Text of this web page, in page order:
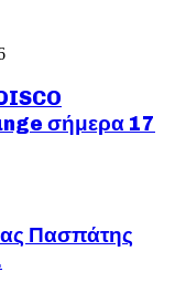
σήμερα 17
Πασπάτης